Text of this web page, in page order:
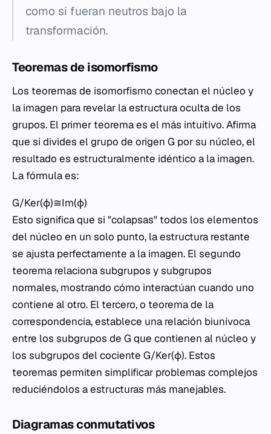
como si fueran neutros bajo la
transformación.
Teoremas de isomorfismo
Los teoremas de isomorfismo conectan el núcleo y
la imagen para revelar la estructura oculta de los
grupos. El primer teorema es el más intuitivo. Afirma
que si divides el grupo de origen G por su núcleo, el
resultado es estructuralmente idéntico a la imagen.
La fórmula es:
G/Ker(ϕ)≅Im(ϕ)
Esto significa que si "colapsas" todos los elementos
del núcleo en un solo punto, la estructura restante
se ajusta perfectamente a la imagen. El segundo
teorema relaciona subgrupos y subgrupos
normales, mostrando cómo interactúan cuando uno
contiene al otro. El tercero, o teorema de la
correspondencia, establece una relación biunívoca
entre los subgrupos de G que contienen al núcleo y
los subgrupos del cociente G/Ker(ϕ). Estos
teoremas permiten simplificar problemas complejos
reduciéndolos a estructuras más manejables.
Diagramas conmutativos